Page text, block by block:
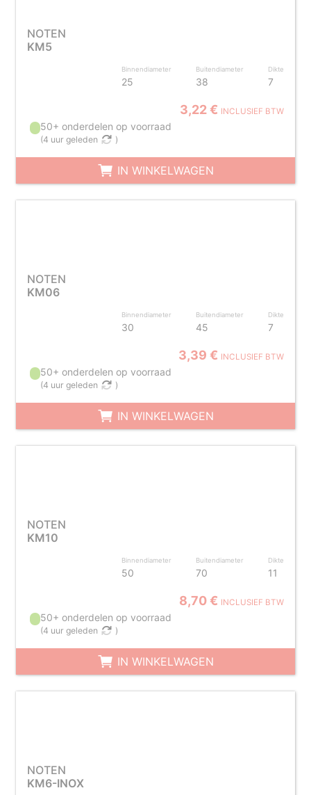
NOTEN
KM5
Binnendiameter
25
Buitendiameter
38
Dikte
7
3,22 € INCLUSIEF BTW
50+ onderdelen op voorraad
(4 uur geleden )
IN WINKELWAGEN
NOTEN
KM06
Binnendiameter
30
Buitendiameter
45
Dikte
7
3,39 € INCLUSIEF BTW
50+ onderdelen op voorraad
(4 uur geleden )
IN WINKELWAGEN
NOTEN
KM10
Binnendiameter
50
Buitendiameter
70
Dikte
11
8,70 € INCLUSIEF BTW
50+ onderdelen op voorraad
(4 uur geleden )
IN WINKELWAGEN
NOTEN
KM6-INOX